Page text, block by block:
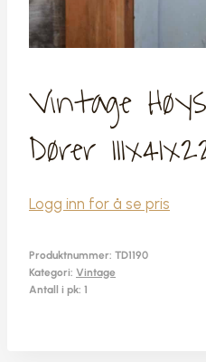
Vintage
Dører
Logg inn for å se pris
Produktnummer: TD1190
Kategori: Vintage
Antall i pk: 1